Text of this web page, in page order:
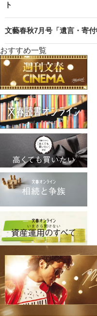
ト
文藝春秋7月号「遺言・寄
おすすめ一覧